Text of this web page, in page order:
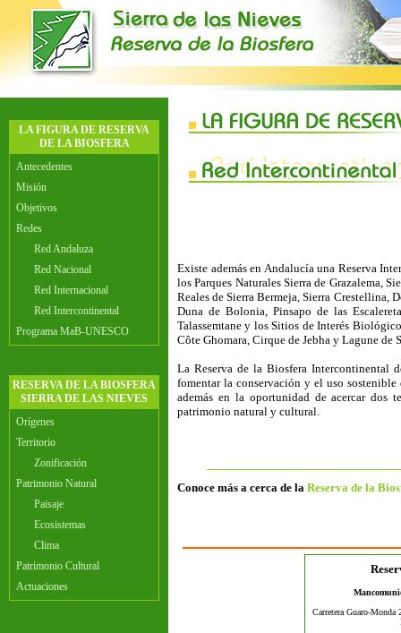
LA FIGURA DE RESERVA
DE LA BIOSFERA
Antecedentes
Misión
Objetivos
Redes
Red Andaluza
Red Nacional
Red Internacional
Red Intercontinental
Programa MaB-UNESCO
RESERVA DE LA BIOSFERA
SIERRA DE LAS NIEVES
Orígenes
Territorio
Zonificación
Patrimonio Natural
Paisaje
Ecosistemas
Clima
Patrimonio Cultural
Actuaciones
Existe además en Andalucía una Reserva
los Parques Naturales Sierra de Grazalema,
Reales de Sierra Bermeja, Sierra Crestellina,
Duna de Bolonia, Pinsapo de las
Talassemtane y los Sitios de Interés
Côte Ghomara, Cirque de Jebha y Lagune de
La Reserva de la Biosfera Intercontinental
fomentar la conservación y el uso
además en la oportunidad de acercar dos
patrimonio natural y cultural.
Conoce más a cerca de la Reserva de la
Carretera Guaro-